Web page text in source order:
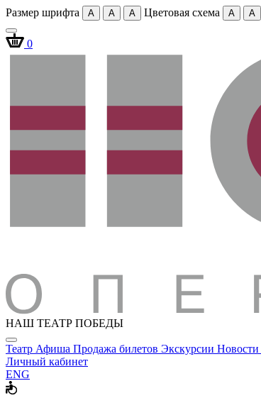
Размер шрифта A A A Цветовая схема A A
0
НАШ ТЕАТР ПОБЕДЫ
Театр Афиша Продажа билетов Экскурсии Новости
Личный кабинет
ENG